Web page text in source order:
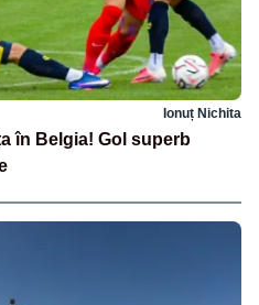
Ionuț Nichita
în Belgia! Gol superb